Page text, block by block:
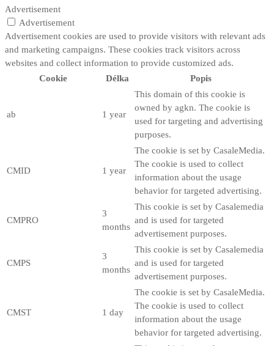
Advertisement
Advertisement
Advertisement cookies are used to provide visitors with relevant ads
and marketing campaigns. These cookies track visitors across
websites and collect information to provide customized ads.
Cookie
Délka Popis
ab 1 year
This domain of this cookie is
owned by agkn. The cookie is
used for targeting and advertising
purposes.
CMID 1 year
The cookie is set by CasaleMedia.
The cookie is used to collect
information about the usage
behavior for targeted advertising.
CMPRO
3
months
This cookie is set by Casalemedia
and is used for targeted
advertisement purposes.
CMPS
3
months
This cookie is set by Casalemedia
and is used for targeted
advertisement purposes.
CMST 1 day
The cookie is set by CasaleMedia.
The cookie is used to collect
information about the usage
behavior for targeted advertising.